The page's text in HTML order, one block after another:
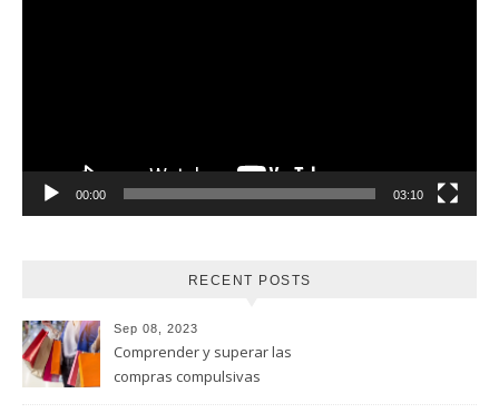
00:00 03:10
RECENT POSTS
Sep 08, 2023
Comprender y superar las
compras compulsivas